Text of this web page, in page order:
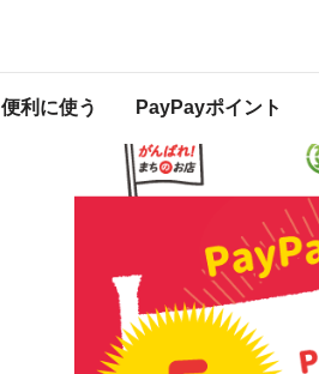
便利に使う PayPayポイント
ります。